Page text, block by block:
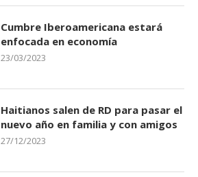
Cumbre Iberoamericana estará
enfocada en economía
23/03/2023
Haitianos salen de RD para pasar el
nuevo año en familia y con amigos
27/12/2023